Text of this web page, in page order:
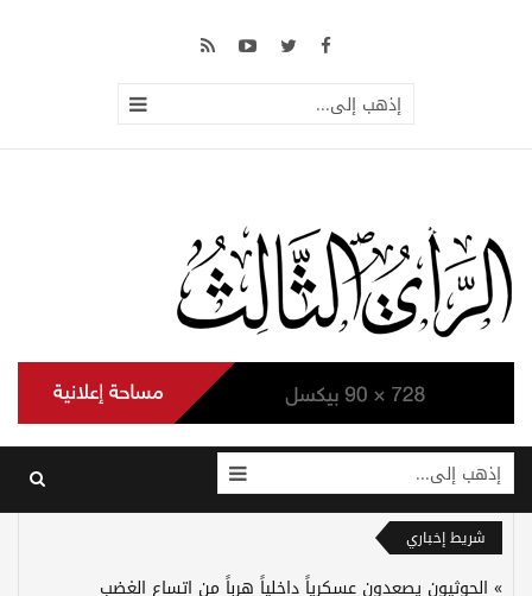
إذهب إلى...
إذهب إلى...
شريط إخباري
الحوثيون يصعدون عسكرياً داخلياً هرباً من اتساع الغضب